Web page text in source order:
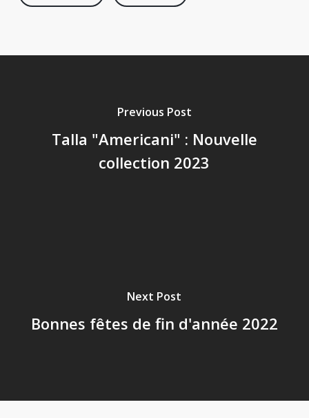
Previous Post
Talla "Americani" : Nouvelle
collection 2023
Next Post
Bonnes fêtes de fin d'année 2022